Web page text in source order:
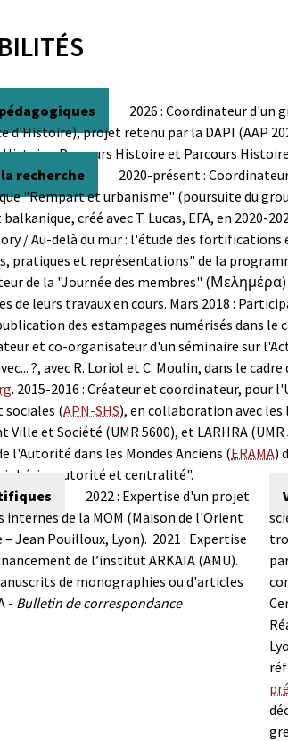
2026 : Coordinateur d'un
d'Histoire), projet retenu par la DAPI (AAP
Histoire, Parcours Histoire et Parcours
recherche
2020-présent :
"Rempart et urbanisme" (poursuite du
créé avec T. Lucas, EFA, en
/ Au-delà du mur : l'étude des
pratiques et représentations" de la
de la "Journée des membres"
de leurs travaux en cours. Mars 2018 :
des estampages numérisés dans le
et co-organisateur d'un séminaire sur
?, avec R. Loriol et C. Moulin, dans le
. 2015-2016 : Créateur et coordinateur, pour
sociales (APN-SHS), en collaboration avec les
Ville et Société (UMR 5600), et LARHRA (UMR
l'Autorité dans les Mondes Anciens (ERAMA)
: autorité et centralité".
2022 : Expertise d'un projet
de la MOM (Maison de l'Orient
Jean Pouilloux, Lyon). 2021 : Expertise
de l’institut ARKAIA (AMU).
de monographies ou d'articles
- Bulletin de correspondance